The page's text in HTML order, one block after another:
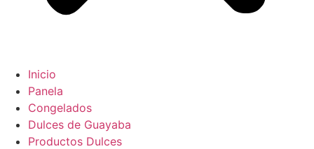
Inicio
Panela
Congelados
Dulces de Guayaba
Productos Dulces